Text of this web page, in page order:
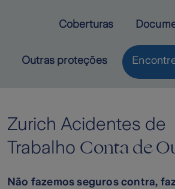
Coberturas
Outras proteções
Zurich Acidentes de
Trabalho Conta de
Não fazemos seguros contra,